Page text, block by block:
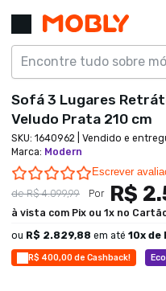
R$ 400,00 de Cashback!
Sofá 3 Lugares
Veludo Prata 210 cm
SKU: 1640962 | Vendido e
Marca: Modern
0.0 star rating
Escrever
deR$ 4.099,99 Por R$
à vista com Pix ou 1x no
ou R$ 2.829,88 em até 10x de